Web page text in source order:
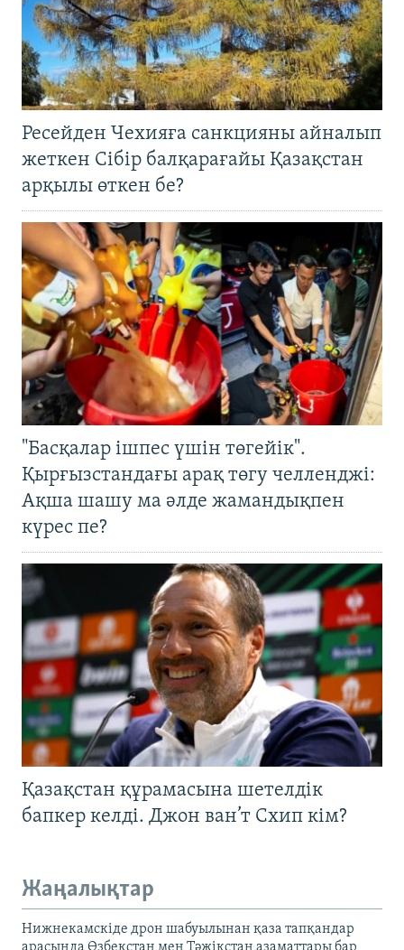
Ресейден Чехияға санкцияны айналып
жеткен Сібір балқарағайы Қазақстан
арқылы өткен бе?
"Басқалар ішпес үшін төгейік".
Қырғызстандағы арақ төгу челленджі:
Ақша шашу ма әлде жамандықпен
күрес пе?
Қазақстан құрамасына шетелдік
бапкер келді. Джон ван’т Схип кім?
Жаңалықтар
Нижнекамскіде дрон шабуылынан қаза тапқандар